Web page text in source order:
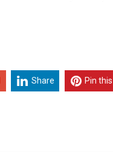
Share Pin this